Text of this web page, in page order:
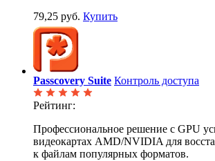
79,25 руб. Купить
Passcovery Suite Контроль доступа
Рейтинг:
Профессиональное решение с GPU
видеокартах AMD/NVIDIA для
к файлам популярных форматов.